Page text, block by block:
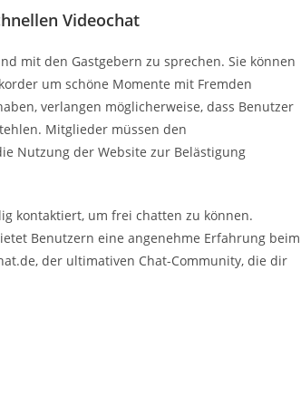
Videochat
mit den Gastgebern zu sprechen. Sie können
um schöne Momente mit Fremden
verlangen möglicherweise, dass Benutzer
Mitglieder müssen den
Nutzung der Website zur Belästigung
kontaktiert, um frei chatten zu können.
Benutzern eine angenehme Erfahrung beim
der ultimativen Chat-Community, die dir